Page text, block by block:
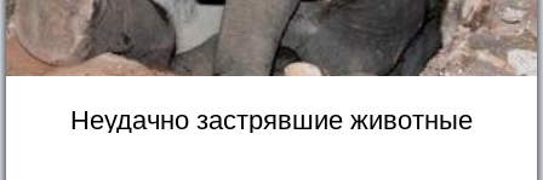
Неудачно застрявшие животные